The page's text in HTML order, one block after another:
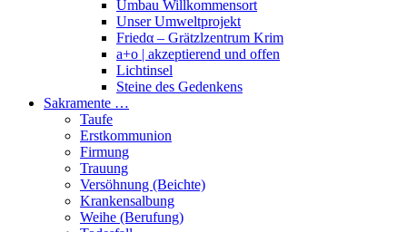
Umbau Willkommensort
Unser Umweltprojekt
Friedα – Grätzlzentrum Krim
a+o | akzeptierend und offen
Lichtinsel
Steine des Gedenkens
Sakramente …
Taufe
Erstkommunion
Firmung
Trauung
Versöhnung (Beichte)
Krankensalbung
Weihe (Berufung)